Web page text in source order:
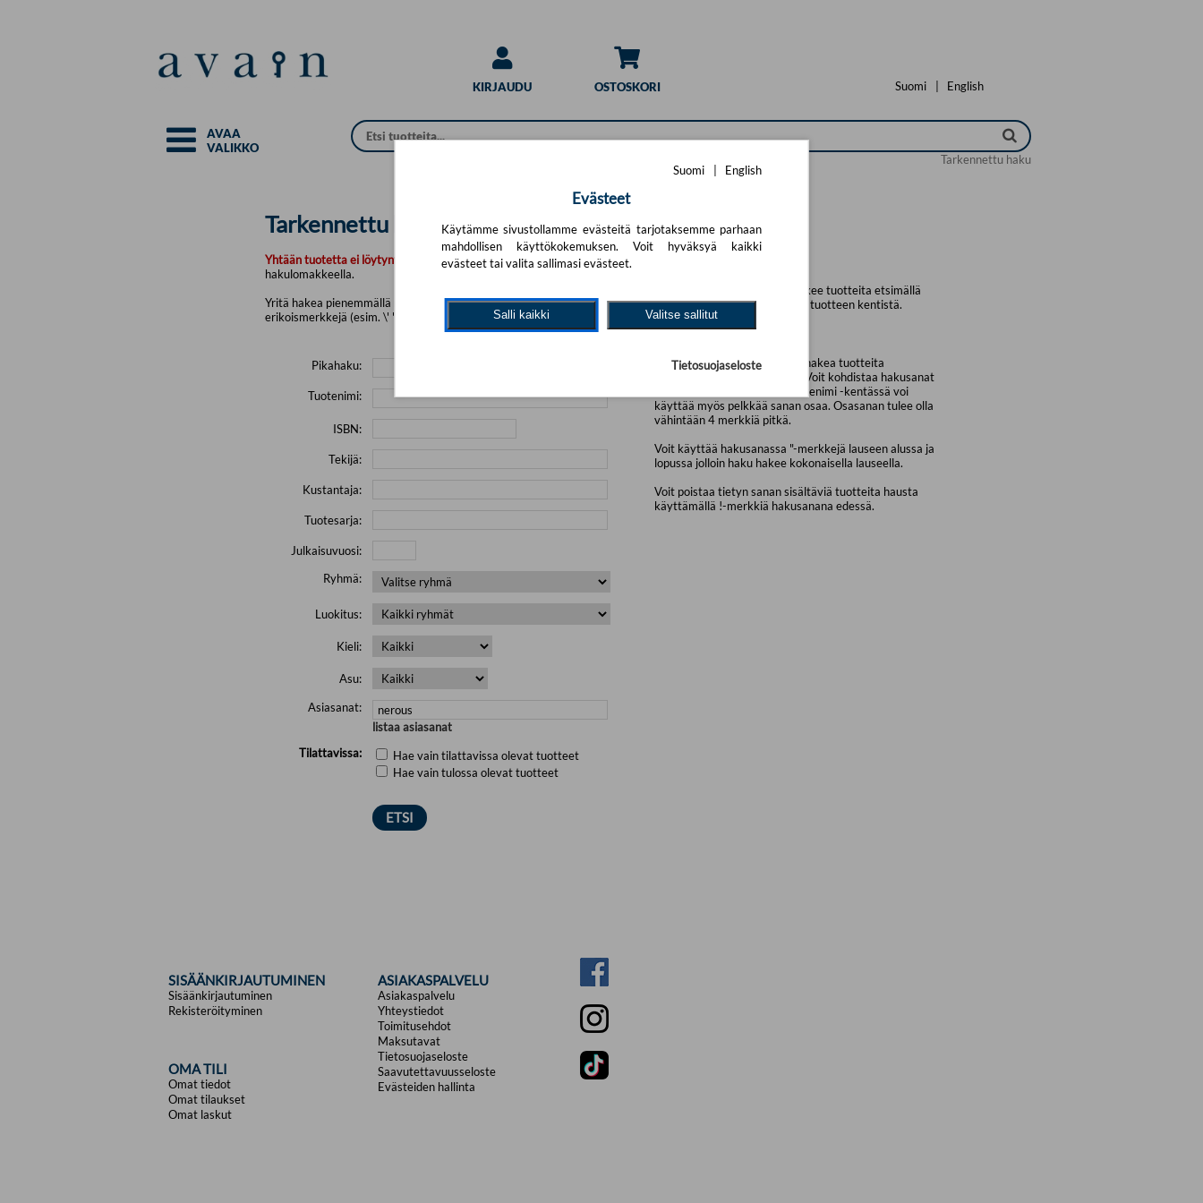
KIRJAUDU OSTOSKORI Suomi English
AVAA
VALIKKO
Tarkennettu haku
Tarkennettu haku
Yhtään tuotetta ei löytynyt.
Yritä uutta hakua alla olevalla
hakulomakkeella.
Yritä hakea pienemmällä määrällä hakutekijöitä ja jätä pois
erikoismerkkejä (esim. \' " # % & / ) sisältävät sanat.
Pikahaku:
Tuotenimi:
ISBN:
Tekijä:
Kustantaja:
Tuotesarja:
Julkaisuvuosi:
Ryhmä:
Luokitus:
Kieli:
Asu:
Asiasanat:
listaa asiasanat
Tilattavissa:
Hae vain tilattavissa olevat tuotteet
Hae vain tulossa olevat tuotteet
Hakuohjeet
Sivun yläosan hakulomake hakee tuotteita etsimällä
annettuja hakusanoja kaikista tuotteen kentistä.
Tarkennettu haku:
Tarkennetun haun avulla voit hakea tuotteita
tarkemmilla hakukriteereillä. Voit kohdistaa hakusanat
tietyille tuotteen kentille. Tuotenimi -kentässä voi
käyttää myös pelkkää sanan osaa. Osasanan tulee olla
vähintään 4 merkkiä pitkä.
Voit käyttää hakusanassa "-merkkejä lauseen alussa ja
lopussa jolloin haku hakee kokonaisella lauseella.
Voit poistaa tietyn sanan sisältäviä tuotteita hausta
käyttämällä !-merkkiä hakusanana edessä.
SISÄÄNKIRJAUTUMINEN
Sisäänkirjautuminen
Rekisteröityminen
OMA TILI
Omat tiedot
Omat tilaukset
Omat laskut
ASIAKASPALVELU
Asiakaspalvelu
Yhteystiedot
Toimitusehdot
Maksutavat
Tietosuojaseloste
Saavutettavuusseloste
Evästeiden hallinta
Suomi English
Evästeet
Käytämme sivustollamme evästeitä tarjotaksemme parhaan
mahdollisen käyttökokemuksen. Voit hyväksyä kaikki
evästeet tai valita sallimasi evästeet.
Salli kaikki Valitse sallitut
Tietosuojaseloste